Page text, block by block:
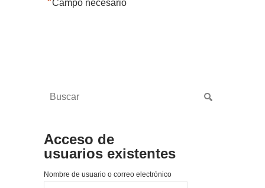
Campo necesario
Acceso de
usuarios existentes
Nombre de usuario o correo electrónico